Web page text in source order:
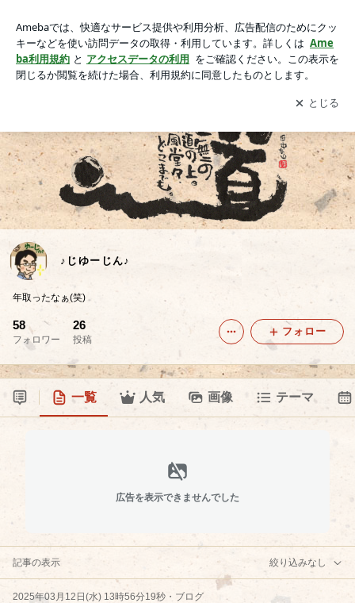
アプリをダウンロードして ブログの更新通知
を受け取りまし
ょう。
開く
♪じゆーじん♪
年取ったなぁ(笑)
58
フォロワー
26
投稿
フォロー
一覧 人気 画像 テーマ
広告を表示できませんでした
記事の表示 絞り込みなし
2025年03月12日(水) 13時56分19秒 ・ ブログ